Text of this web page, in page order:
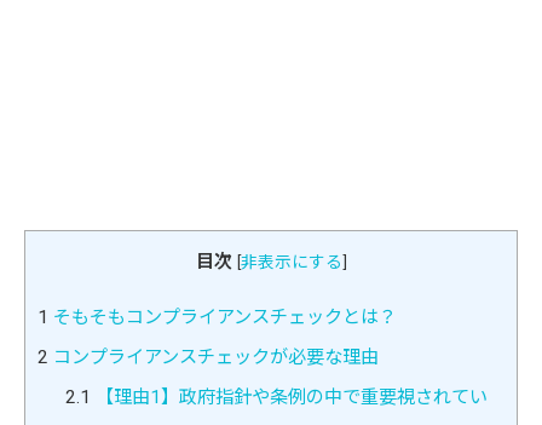
目次 [非表示にする]
1 そもそもコンプライアンスチェックとは？
2 コンプライアンスチェックが必要な理由
2.1
【理由1】政府指針や条例の中で重要視されてい